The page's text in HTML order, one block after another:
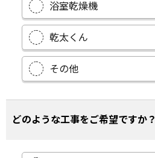
浴室乾燥機
乾太くん
その他
どのような工事をご希望ですか？